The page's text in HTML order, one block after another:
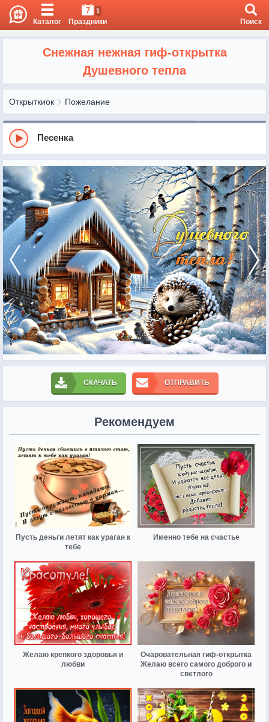
Каталог
7 1
Праздники Поиск
Снежная нежная гиф-открытка
Душевного тепла
Открыткиок Пожелание
Песенка
СКАЧАТЬ ОТПРАВИТЬ
Рекомендуем
Пусть деньги летят как ураган к
тебе
Именно тебе на счастье
Желаю крепкого здоровья и
любви
Очаровательная гиф-открытка
Желаю всего самого доброго и
светлого